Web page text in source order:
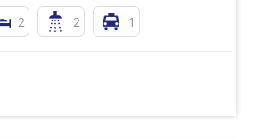
2 2 1